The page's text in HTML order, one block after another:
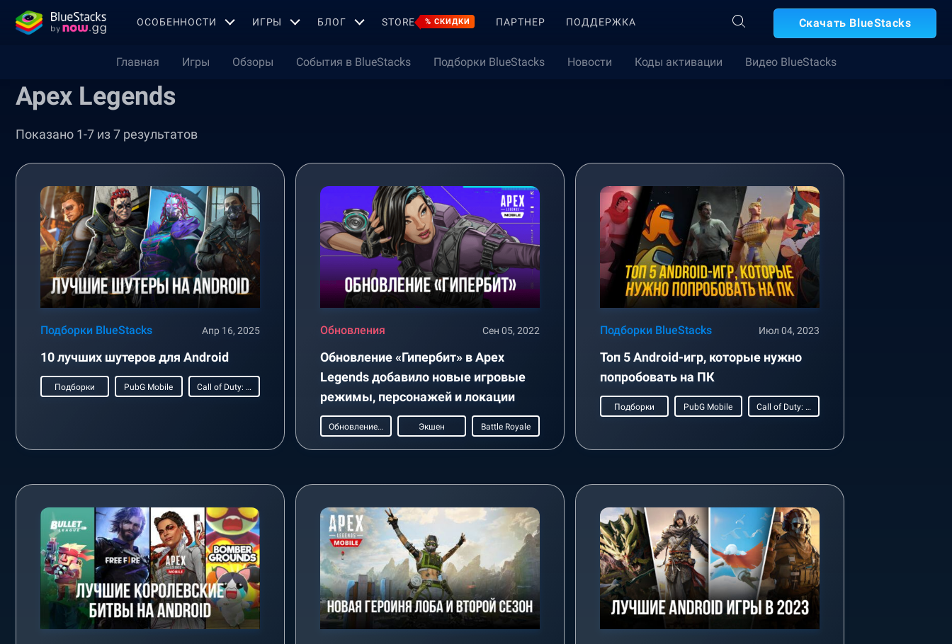
OСОБЕННОСТИ ИГРЫ БЛОГ STORE % СКИДКИ ПАРТНЕР ПОДДЕРЖКА Скачать BlueStacks
Главная Игры Обзоры События в BlueStacks Подборки BlueStacks Новости Коды активации Видео BlueStacks
Apex Legends
Показано 1-7 из 7 результатов
Подборки BlueStacks Апр 16, 2025
10 лучших шутеров для Android
Подборки PubG Mobile Call of Duty: Mobile
Обновления Сен 05, 2022
Обновление «Гипербит» в Apex
Legends добавило новые игровые
режимы, персонажей и локации
Обновление игры Экшен Battle Royale
Подборки BlueStacks Июл 04, 2023
Топ 5 Android-игр, которые нужно
попробовать на ПК
Подборки PubG Mobile Call of Duty: Mobile